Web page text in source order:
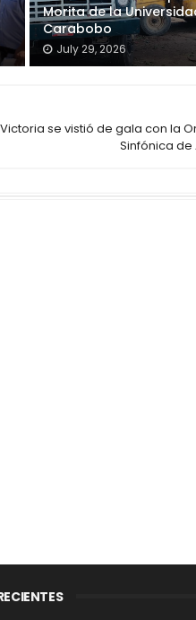
Morita de la
Carabobo
July 29, 2026
se vistió de gala con la
Sinfónica de